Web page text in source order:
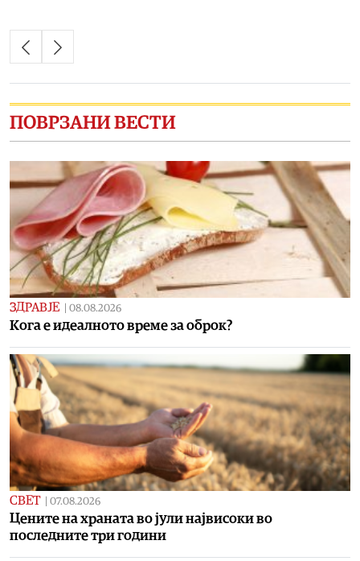
ПОВРЗАНИ ВЕСТИ
ЗДРАВЈЕ 08.08.2026
Кога е идеалното време за оброк?
СВЕТ 07.08.2026
Цените на храната во јули највисоки во
последните три години